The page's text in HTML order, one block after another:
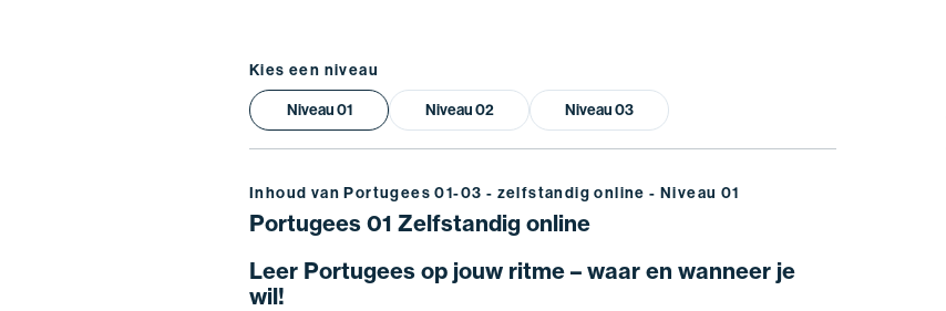
Kies een niveau
Niveau 01 Niveau 02 Niveau 03
Inhoud van Portugees 01-03 - zelfstandig online - Niveau 01
Portugees 01 Zelfstandig online
Leer Portugees op jouw ritme – waar en wanneer je
wil!